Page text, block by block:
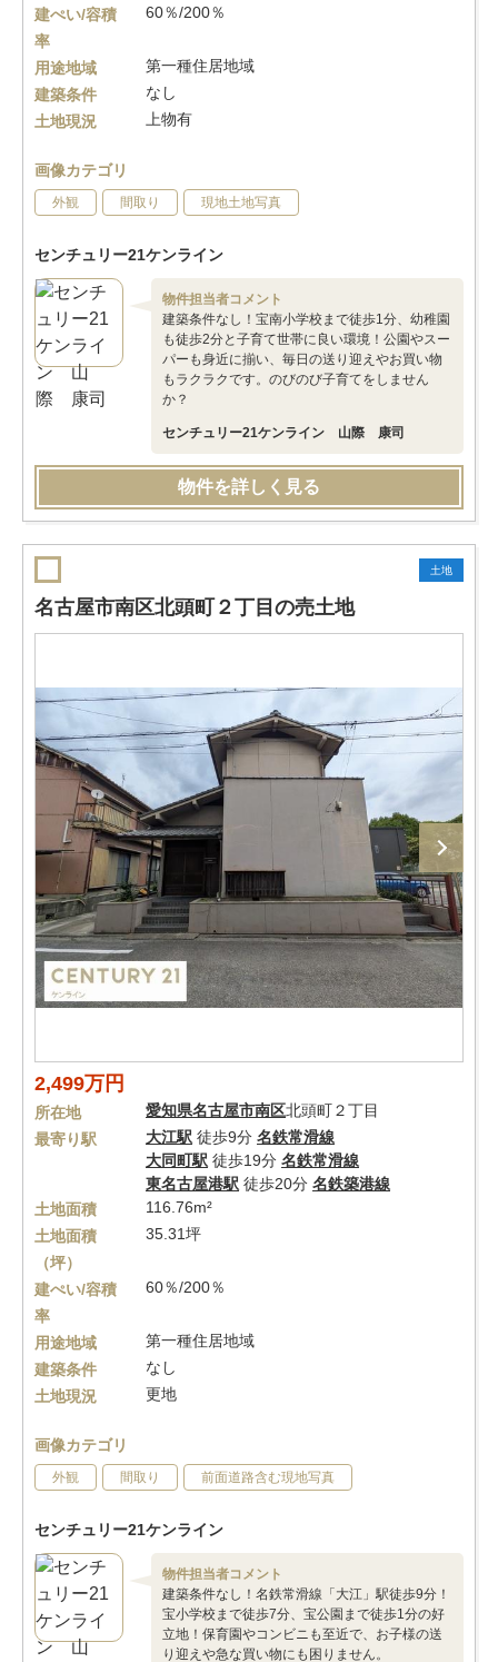
建ぺい/容積
率
60％/200％
用途地域
第一種住居地域
建築条件
なし
土地現況
上物有
画像カテゴリ
外観 間取り 現地土地写真
センチュリー21ケンライン
物件担当者コメント
建築条件なし！宝南小学校まで徒歩1分、幼稚園
も徒歩2分と子育て世帯に良い環境！公園やスー
パーも身近に揃い、毎日の送り迎えやお買い物
もラクラクです。のびのび子育てをしません
か？
センチュリー21ケンライン 山際 康司
物件を詳しく見る
土地
名古屋市南区北頭町２丁目の売土地
2,499万円
所在地 愛知県名古屋市南区北頭町２丁目
最寄り駅
大江駅 徒歩9分 名鉄常滑線
大同町駅 徒歩19分 名鉄常滑線
東名古屋港駅 徒歩20分 名鉄築港線
土地面積
116.76m²
土地面積
（坪）
35.31坪
建ぺい/容積
率
60％/200％
用途地域
第一種住居地域
建築条件
なし
土地現況
更地
画像カテゴリ
外観 間取り 前面道路含む現地写真
センチュリー21ケンライン
物件担当者コメント
建築条件なし！名鉄常滑線「大江」駅徒歩9分！
宝小学校まで徒歩7分、宝公園まで徒歩1分の好
立地！保育園やコンビニも至近で、お子様の送
り迎えや急な買い物にも困りません。